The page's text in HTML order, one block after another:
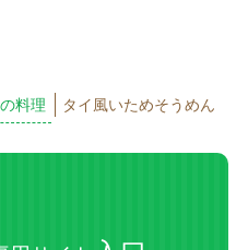
料理 タイ風いためそうめん